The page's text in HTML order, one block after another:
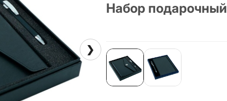
❯
Набор подарочный